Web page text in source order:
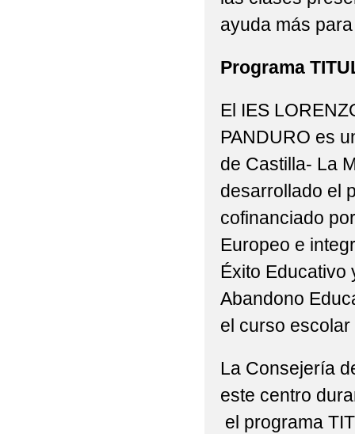
ayuda más
Programa
El IES
PANDURO es
de Castilla- La
desarrollado el
cofinanciado
Europeo e
Éxito Educativo
Abandono
el curso
La Consejería
este centro
el programa